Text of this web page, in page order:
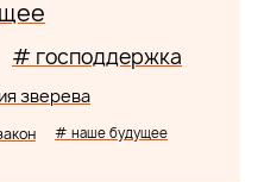
# господдержка
зверева
# наше будущее